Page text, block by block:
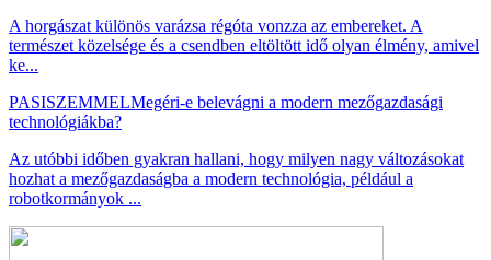
A horgászat különös varázsa régóta vonzza az embereket. A
természet közelsége és a csendben eltöltött idő olyan élmény, amivel
ke...
PASISZEMMELMegéri-e belevágni a modern mezőgazdasági
technológiákba?
Az utóbbi időben gyakran hallani, hogy milyen nagy változásokat
hozhat a mezőgazdaságba a modern technológia, például a
robotkormányok ...